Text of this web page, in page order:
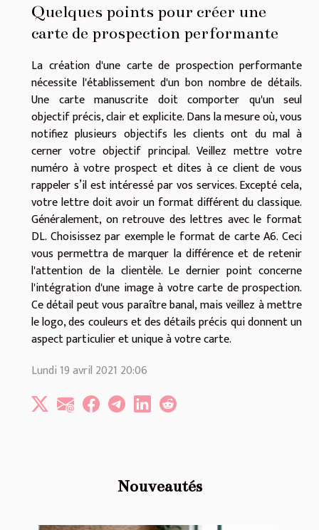
Nouveautés
Quelques points pour créer une
carte de prospection performante
La création d'une carte de prospection performante
nécessite l'établissement d'un bon nombre de détails.
Une carte manuscrite doit comporter qu'un seul
objectif précis, clair et explicite. Dans la mesure où, vous
notifiez plusieurs objectifs les clients ont du mal à
cerner votre objectif principal. Veillez mettre votre
numéro à votre prospect et dites à ce client de vous
rappeler s’il est intéressé par vos services. Excepté cela,
votre lettre doit avoir un format différent du classique.
Généralement, on retrouve des lettres avec le format
DL. Choisissez par exemple le format de carte A6. Ceci
vous permettra de marquer la différence et de retenir
l'attention de la clientèle. Le dernier point concerne
l'intégration d'une image à votre carte de prospection.
Ce détail peut vous paraître banal, mais veillez à mettre
le logo, des couleurs et des détails précis qui donnent un
aspect particulier et unique à votre carte.
Lundi 19 avril 2021 20:06